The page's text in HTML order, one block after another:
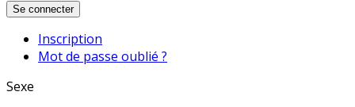
Se connecter
Inscription
Mot de passe oublié ?
Sexe